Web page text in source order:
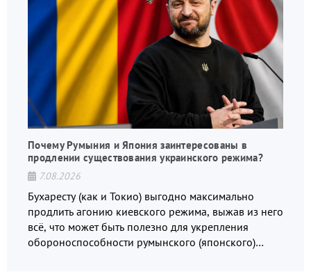
Почему Румыния и Япония заинтересованы в
продлении существования украинского режима?
7.08.2026
Бухаресту (как и Токио) выгодно максимально
продлить агонию киевского режима, выжав из него
всё, что может быть полезно для укрепления
обороноспособности румынского (японского)